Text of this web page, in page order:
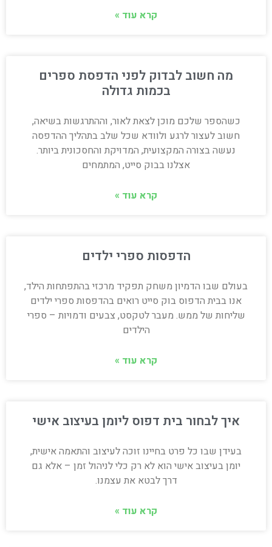
קרא עוד »
מה חשוב לבדוק לפני הדפסת ספרים
בכמות גדולה
כשהספר שלכם מוכן לצאת לאור, וההתרגשות בשיאה,
חשוב לעצור לרגע ולוודא שכל שלב בתהליך ההדפסה
נעשה בצורה המקצועית, המדויקת והחסכונית ביותר.
אצלנו בבוק סייט, המתמחים
קרא עוד »
הדפסות ספרי ילדים
בעולם שבו הדמיון משחק תפקיד מרכזי בהתפתחות הילד,
אנו בבית הדפוס בוק סייט רואים בהדפסות ספרי ילדים
שליחות של ממש. מעבר לטקסט, צבעים ודמויות – ספרי
הילדים
קרא עוד »
איך לבחור בית דפוס ליומן בעיצוב אישי
בעידן שבו כל פרט בחיינו זוכה לעיצוב והתאמה אישית,
יומן בעיצוב אישי הוא לא רק כלי לניהול זמן – אלא גם
דרך לבטא את עצמנו.
קרא עוד »